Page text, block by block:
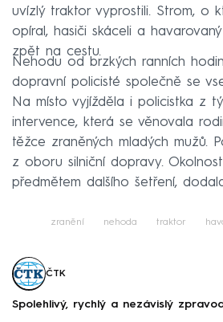
uvízlý traktor vyprostili. Strom, o
opíral, hasiči skáceli a
zpět na cestu.
Nehodu od brzkých ranních
dopravní policisté společně se
Na místo vyjížděla i policistka z
intervence, která se věnovala
těžce zraněných mladých mužů.
z oboru silniční dopravy.
předmětem dalšího šetření,
zranění nehoda traktor
ČTK
Spolehlivý, rychlý a nezávislý